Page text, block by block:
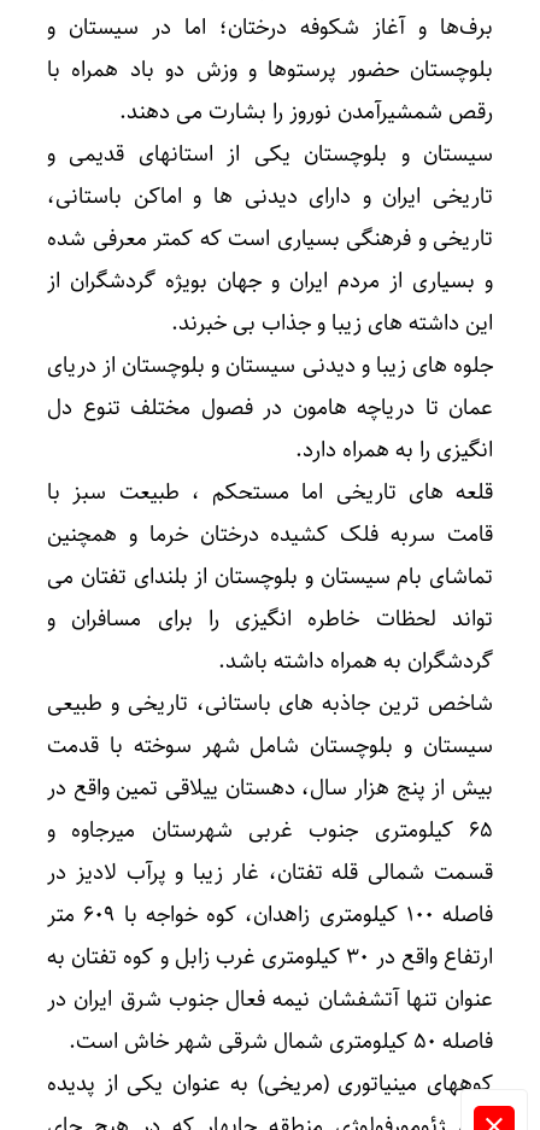
برف‌ها و آغاز شکوفه درختان؛ اما در سیستان و
بلوچستان حضور پرستوها و وزش دو باد همراه با
رقص شمشیرآمدن نوروز را بشارت می ‌دهند.
سیستان و بلوچستان یکی از استانهای قدیمی و
تاریخی ایران و دارای دیدنی ها و اماکن باستانی،
تاریخی و فرهنگی بسیاری است که کمتر معرفی شده
و بسیاری از مردم ایران و جهان بویژه گردشگران از
این داشته های زیبا و جذاب بی خبرند.
جلوه های زیبا و دیدنی سیستان و بلوچستان از دریای
عمان تا دریاچه هامون در فصول مختلف تنوع دل
انگیزی را به همراه دارد.
قلعه های تاریخی اما مستحکم ، طبیعت سبز با
قامت سربه فلک کشیده درختان خرما و همچنین
تماشای بام سیستان و بلوچستان از بلندای تفتان می
تواند لحظات خاطره انگیزی را برای مسافران و
گردشگران به همراه داشته باشد.
شاخص ترین جاذبه های باستانی، تاریخی و طبیعی
سیستان و بلوچستان شامل شهر سوخته با قدمت
بیش از پنج هزار سال، دهستان ییلاقی تمین واقع در
۶۵ کیلومتری جنوب غربی شهرستان میرجاوه و
قسمت شمالی قله تفتان، غار زیبا و پرآب لادیز در
فاصله ۱۰۰ کیلومتری زاهدان، کوه خواجه با ۶۰۹ متر
ارتفاع واقع در ۳۰ کیلومتری غرب زابل و کوه تفتان به
عنوان تنها آتشفشان نیمه فعال جنوب شرق ایران در
فاصله ۵۰ کیلومتری شمال شرقی شهر خاش است.
کوههای مینیاتوری (مریخی) به عنوان یکی از پدیده